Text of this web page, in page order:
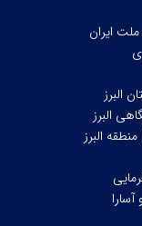
ایران
البرز
البرز
البرز